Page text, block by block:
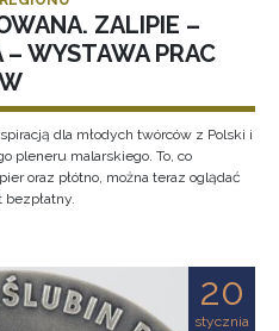
ZALIPIE –
– WYSTAWA PRAC
dla młodych twórców z Polski i
pleneru malarskiego. To, co
oraz płótno, można teraz oglądać
20
stycznia